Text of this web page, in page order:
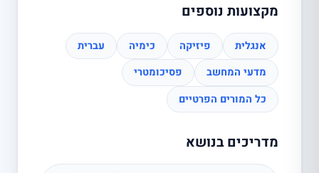
מקצועות נוספים
אנגלית פיזיקה כימיה
עברית
מדעי המחשב
פסיכומטרי
כל המורים הפרטיים
מדריכים בנושא